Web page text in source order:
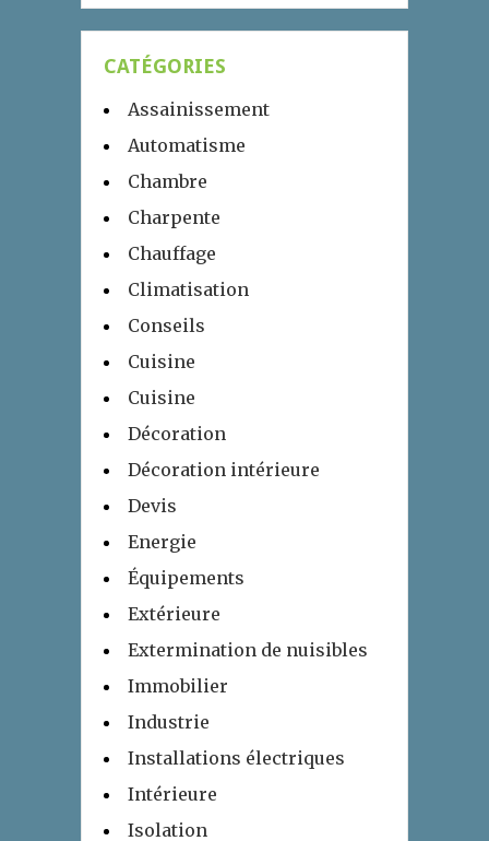
CATÉGORIES
Assainissement
Automatisme
Chambre
Charpente
Chauffage
Climatisation
Conseils
Cuisine
Cuisine
Décoration
Décoration intérieure
Devis
Energie
Équipements
Extérieure
Extermination de nuisibles
Immobilier
Industrie
Installations électriques
Intérieure
Isolation